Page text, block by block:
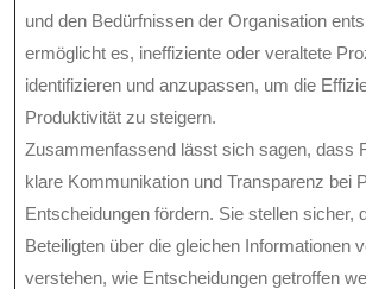
und den Bedürfnissen der Organisation
ermöglicht es, ineffiziente oder veraltete
identifizieren und anzupassen, um die
Produktivität zu steigern.
Zusammenfassend lässt sich sagen, dass
klare Kommunikation und Transparenz bei
Entscheidungen fördern. Sie stellen sicher,
Beteiligten über die gleichen Informationen
verstehen, wie Entscheidungen getroffen